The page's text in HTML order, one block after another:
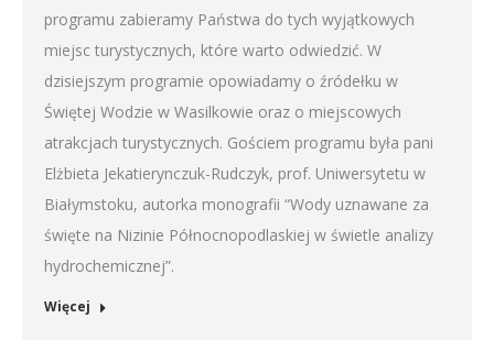
programu zabieramy Państwa do tych wyjątkowych
miejsc turystycznych, które warto odwiedzić. W
dzisiejszym programie opowiadamy o źródełku w
Świętej Wodzie w Wasilkowie oraz o miejscowych
atrakcjach turystycznych. Gościem programu była pani
Elżbieta Jekatierynczuk-Rudczyk, prof. Uniwersytetu w
Białymstoku, autorka monografii “Wody uznawane za
święte na Nizinie Północnopodlaskiej w świetle analizy
hydrochemicznej”.
Więcej